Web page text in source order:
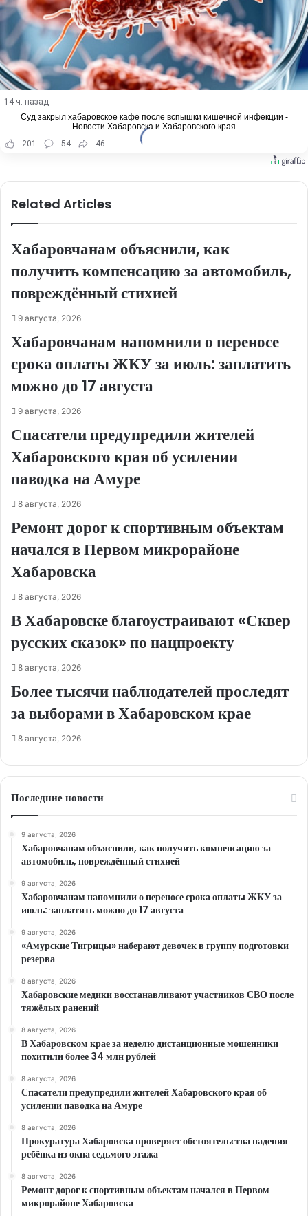
14 ч. назад
Суд закрыл хабаровское кафе после вспышки кишечной инфекции -
Новости Хабаровска и Хабаровского края
201
54 46
Related Articles
Хабаровчанам объяснили, как
получить компенсацию за автомобиль,
повреждённый стихией
9 августа, 2026
Хабаровчанам напомнили о переносе
срока оплаты ЖКУ за июль: заплатить
можно до 17 августа
9 августа, 2026
Спасатели предупредили жителей
Хабаровского края об усилении
паводка на Амуре
8 августа, 2026
Ремонт дорог к спортивным объектам
начался в Первом микрорайоне
Хабаровска
8 августа, 2026
В Хабаровске благоустраивают «Сквер
русских сказок» по нацпроекту
8 августа, 2026
Более тысячи наблюдателей проследят
за выборами в Хабаровском крае
8 августа, 2026
Последние новости
9 августа, 2026
Хабаровчанам объяснили, как получить компенсацию за
автомобиль, повреждённый стихией
9 августа, 2026
Хабаровчанам напомнили о переносе срока оплаты ЖКУ за
июль: заплатить можно до 17 августа
9 августа, 2026
«Амурские Тигрицы» наберают девочек в группу подготовки
резерва
8 августа, 2026
Хабаровские медики восстанавливают участников СВО после
тяжёлых ранений
8 августа, 2026
В Хабаровском крае за неделю дистанционные мошенники
похитили более 34 млн рублей
8 августа, 2026
Спасатели предупредили жителей Хабаровского края об
усилении паводка на Амуре
8 августа, 2026
Прокуратура Хабаровска проверяет обстоятельства падения
ребёнка из окна седьмого этажа
8 августа, 2026
Ремонт дорог к спортивным объектам начался в Первом
микрорайоне Хабаровска